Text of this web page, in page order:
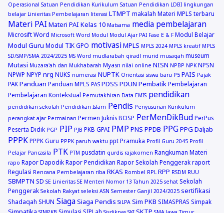
Operasional Satuan Pendidikan Kurikulum Satuan Pendidikan LDBI lingkungan
belajar Linieritas Pembelajaran literasi LTMPT makalah Materi MPLS terbaru
Materi PAI Materi PAI Kelas 10 Matsama media pembelajaran
Microsift Word Microsoft Word Modul Modul Ajar PAI Fase E & F Modul Belajar
Modul Guru Modul TIK GPO motivasiMPLS MPLS 2024 MPLS kreatif MPLS
SD/SMP/SMA 2024/2025 MS Word mudlarabah qiradl murid musaqah museum
Mutasi Muzara'ah dan Mukhabarah Myasn nilai online NISN NPBP NPK NPSN
NPWP NPYP nrg NUKS numerasi NUPTK Orientasi siswa baru P5 PAIS Pajak
PAK Panduan Panduan MPLS PAS PDSS PDUN Pembatik Pembelajaran
Pembelajaran Kontekstual Pemutakhiran Data EMIS pendidikan
pendidikan sekolah Pendidikan Islam Pendis Penyusunan Kurikulum
perangkat ajar Permainan Permen Juknis BOSP PerMenDikBud PerPus
Peserta Didik PGP PIP PJB PKB GPAI PMP PNS PPDB PPGPPG Daljab
PPPK PPPK Guru PPPK paruh waktu ppt Pramuka Profil Guru 2045 Profil
Pelajar Pancasila PTK PTM pusdatin qurdis rajakomen Rangkuman Materi
rapo Rapor Dapodik Rapor Pendidikan Rapor Sekolah Penggerak raport
Regulasi Rencana Pembelajaran riba RKAS Rombel RPL RPP RSDM RUU
SBMPTN SD SE Linieritas SE Menteri Nomor 13 Tahun 2025 sehat Sekolah
Penggerak Sekolah Rakyat seleksi ASN Semester Ganjil 2024/2025 sertifikasi
Shadaqah SHUN SiagaSiaga Pendis SiLPA Sim PKB SIMASPRAS Simpak